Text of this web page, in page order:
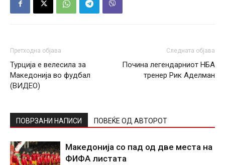
Претходна објава
Турција е велесила за
Македонија во фудбал
(ВИДЕО)
Следната објава
Почина легендарниот НБА
тренер Рик Аделман
ПОВРЗАНИ НАПИСИ ПОВЕЌЕ ОД АВТОРОТ
Македонија со пад од две места на
ФИФА листата